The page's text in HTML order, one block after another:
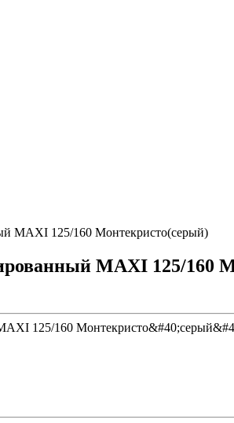
MAXI 125/160 Монтекристо(серый)
MAXI 125/160